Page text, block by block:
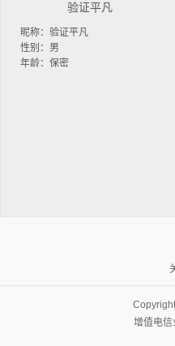
验证平凡
昵称：验证平凡
性别：男
年龄：保密
增值电